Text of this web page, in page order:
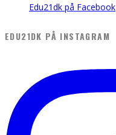
Edu21dk på Facebook
EDU21DK PÅ INSTAGRAM